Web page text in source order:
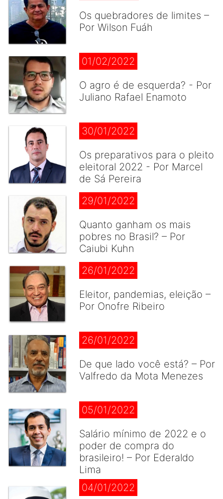
Os quebradores de limites –
Por Wilson Fuáh
01/02/2022
O agro é de esquerda? - Por
Juliano Rafael Enamoto
30/01/2022
Os preparativos para o pleito
eleitoral 2022 - Por Marcel
de Sá Pereira
29/01/2022
Quanto ganham os mais
pobres no Brasil? – Por
Caiubi Kuhn
26/01/2022
Eleitor, pandemias, eleição –
Por Onofre Ribeiro
26/01/2022
De que lado você está? – Por
Valfredo da Mota Menezes
05/01/2022
Salário mínimo de 2022 e o
poder de compra do
brasileiro! – Por Ederaldo
Lima
04/01/2022